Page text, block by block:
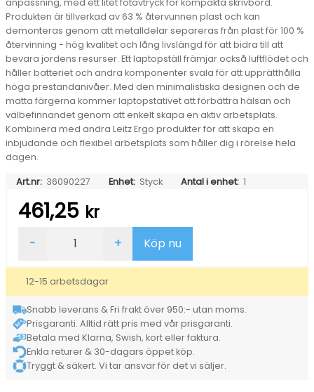
Produkten är tillverkad av 63 % återvunnen plast och kan
demonteras genom att metalldelar separeras från plast för 100 %
återvinning - hög kvalitet och lång livslängd för att bidra till att
bevara jordens resurser. Ett laptopställ främjar också luftflödet och
håller batteriet och andra komponenter svala för att upprätthålla
höga prestandanivåer. Med den minimalistiska designen och de
matta färgerna kommer laptopstativet att förbättra hälsan och
välbefinnandet genom att enkelt skapa en aktiv arbetsplats.
Kombinera med andra Leitz Ergo produkter för att skapa en
inbjudande och flexibel arbetsplats som håller dig i rörelse hela
dagen.
Art.nr: 36090227 Enhet: Styck Antal i enhet: 1
461,25 kr
Leitz
Justerbart
Grå
mängd
- + Köp nu
12-15 arbetsdagar
Snabb leverans & Fri frakt över 950:- utan moms.
Prisgaranti. Alltid rätt pris med vår prisgaranti.
Betala med Klarna, Swish, kort eller faktura.
Enkla returer & 30-dagars öppet köp.
Tryggt & säkert. Vi tar ansvar för det vi säljer.